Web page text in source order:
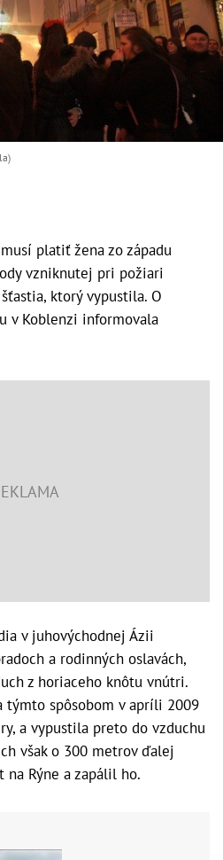
platiť žena zo západu
vzniknutej pri požiari
ktorý vypustila. O
v Koblenzi informovala
v juhovýchodnej Ázii
a rodinných oslavách,
z horiaceho knôtu vnútri.
týmto spôsobom v apríli 2009
a vypustila preto do vzduchu
však o 300 metrov ďalej
Rýne a zapálil ho.